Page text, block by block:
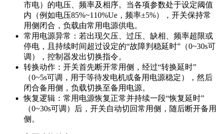
市电）的电压、频率及相序。当各项参数处于设定阈值
内（例如电压85%~110%Ue，频率±5%），开关保持常
用侧闭合，负载由常用电源供电。
常用电源异常：若出现欠压、过压、缺相、频率超限或
停电，且持续时间超过设定的“故障判稳延时”（0~30s可
调），控制器发出切换指令。
转换动作：开关首先断开常用侧，经过“转换延时”
（0~5s可调，用于等待发电机或备用电源稳定），然后
闭合备用侧，负载切换至备用电源。
恢复逻辑：常用电源恢复正常并持续一段“恢复延时”
（0~30s可调）后，开关自动切回常用侧，随后断开备用
侧。